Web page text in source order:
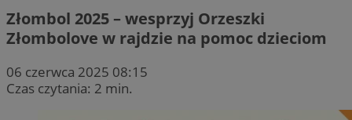
Złombol 2025 – wesprzyj Orzeszki
Złombolove w rajdzie na pomoc dzieciom
06 czerwca 2025 08:15
Czas czytania: 2 min.